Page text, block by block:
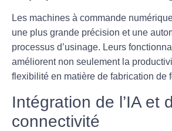
Les machines à commande
une plus grande précision et une
processus d’usinage. Leurs
améliorent non seulement la
flexibilité en matière de fabrication de
Intégration de l’IA et
connectivité